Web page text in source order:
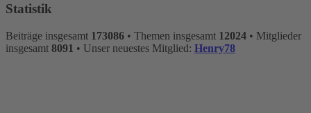
Statistik
Beiträge insgesamt 173086 • Themen insgesamt 12024 • Mitglieder
insgesamt 8091 • Unser neuestes Mitglied: Henry78